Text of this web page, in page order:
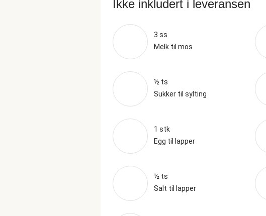
Ikke inkludert i leveransen
3 ss
Melk til mos
½ ts
Sukker til sylting
1 stk
Egg til lapper
½ ts
Salt til lapper